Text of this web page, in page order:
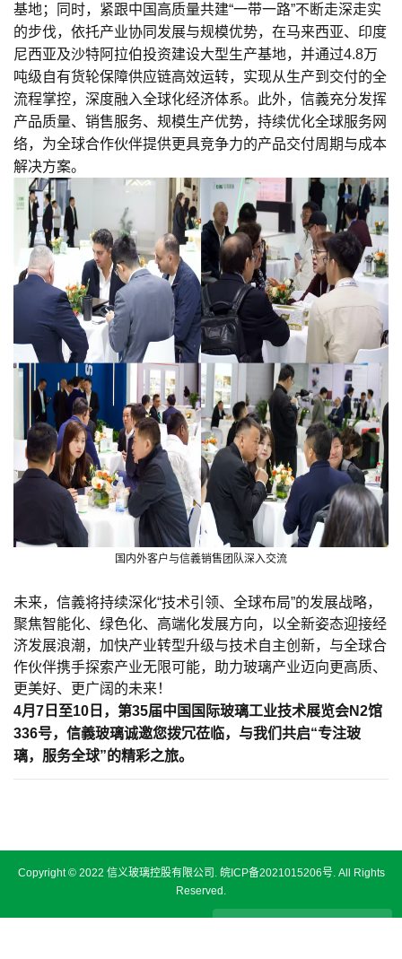
基地；同时，紧跟中国高质量共建“一带一路”不断走深走实
的步伐，依托产业协同发展与规模优势，在马来西亚、印度
尼西亚及沙特阿拉伯投资建设大型生产基地，并通过4.8万
吨级自有货轮保障供应链高效运转，实现从生产到交付的全
流程掌控，深度融入全球化经济体系。此外，信義充分发挥
产品质量、销售服务、规模生产优势，持续优化全球服务网
络，为全球合作伙伴提供更具竞争力的产品交付周期与成本
解决方案。
国内外客户与信義销售团队深入交流
未来，信義将持续深化“技术引领、全球布局”的发展战略，
聚焦智能化、绿色化、高端化发展方向，以全新姿态迎接经
济发展浪潮，加快产业转型升级与技术自主创新，与全球合
作伙伴携手探索产业无限可能，助力玻璃产业迈向更高质、
更美好、更广阔的未来！
4月 7 日至10 日，第35届中国国际玻璃工业技术展览会N2馆
336号，信義玻璃诚邀您拨冗莅临，与我们共启“专注玻
璃，服务全球”的精彩之旅。
Copyright © 2022 信义玻璃控股有限公司. 皖ICP备2021015206号. All Rights
Reserved.